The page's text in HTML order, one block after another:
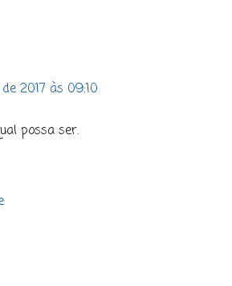
2017 às 09:10
possa ser.